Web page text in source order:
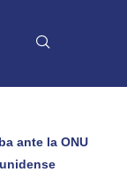
ante la ONU